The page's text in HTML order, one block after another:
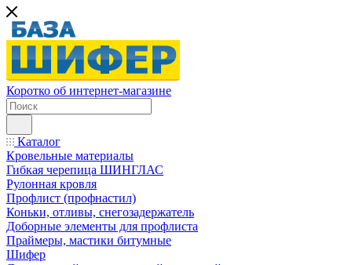
Коротко об интернет-магазине
Каталог
Кровельные материалы
Гибкая черепица ШИНГЛАС
Рулонная кровля
Профлист (профнастил)
Коньки, отливы, снегозадержатель
Доборные элементы для профлиста
Праймеры, мастики битумные
Шифер